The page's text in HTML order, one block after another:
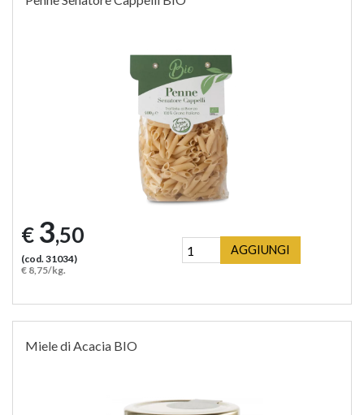
€ 3,50
(cod. 31034)
€ 8,75/kg.
AGGIUNGI
Miele di Acacia BIO